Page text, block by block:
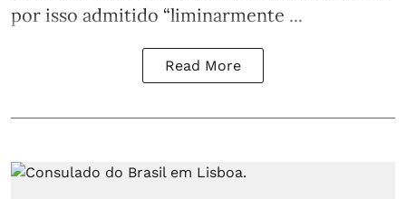
por isso admitido “liminarmente ...
Read More